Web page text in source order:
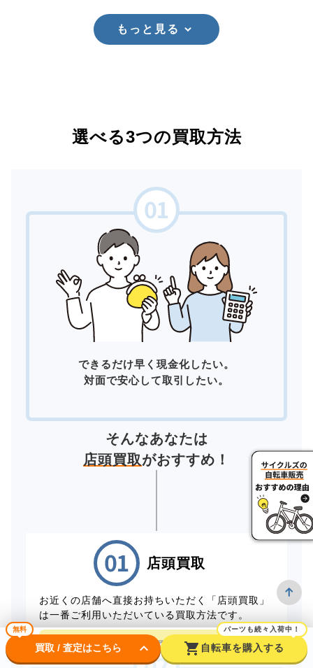
もっと見る
選べる3つの買取方法
できるだけ早く現金化したい。
対面で安心して取引したい。
そんなあなたは
店頭買取がおすすめ！
店頭買取
お近くの店舗へ直接お持ちいただく「店頭買取」
は一番ご利用いただいている買取方法です。
店頭買取予約はこちら
無料
買取 / 査定はこちら keyboard_arrow_down shopping_cart
パーツも続々入荷中！
自転車を購入する